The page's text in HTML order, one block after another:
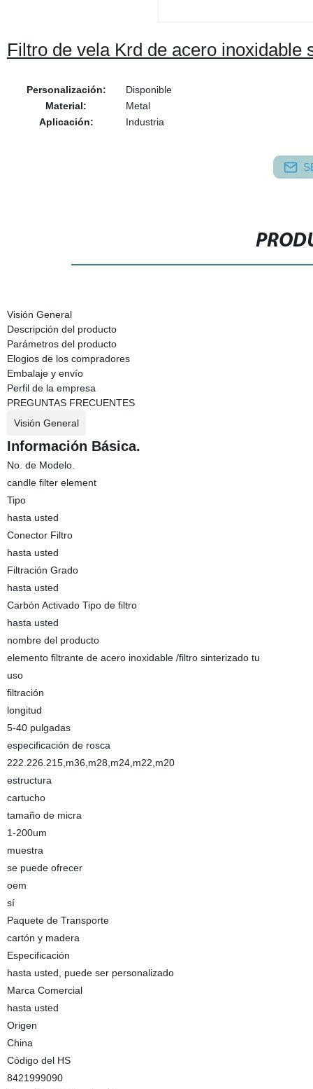
Filtro de vela Krd de acero
Personalización:
Disponible
Material:
Metal
Aplicación:
Industria
Visión General
Descripción del producto
Parámetros del producto
Elogios de los compradores
Embalaje y envío
Perfil de la empresa
PREGUNTAS FRECUENTES
Visión General
Información Básica.
No. de Modelo.
candle filter element
Tipo
hasta usted
Conector Filtro
hasta usted
Filtración Grado
hasta usted
Carbón Activado Tipo de filtro
hasta usted
nombre del producto
elemento filtrante de acero inoxidable /filtro sinterizado tu
uso
filtración
longitud
5-40 pulgadas
especificación de rosca
222.226.215,m36,m28,m24,m22,m20
estructura
cartucho
tamaño de micra
1-200um
muestra
se puede ofrecer
oem
sí
Paquete de Transporte
cartón y madera
Especificación
hasta usted, puede ser personalizado
Marca Comercial
hasta usted
Origen
China
Código del HS
8421999090